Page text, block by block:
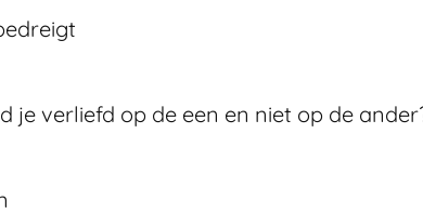
je verliefd op de een en niet op de